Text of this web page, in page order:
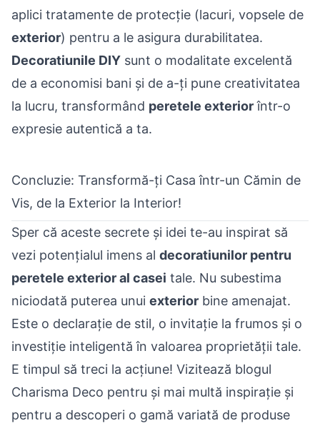
aplici tratamente de protecție (lacuri, vopsele de
exterior) pentru a le asigura durabilitatea.
Decoratiunile DIY sunt o modalitate excelentă
de a economisi bani și de a-ți pune creativitatea
la lucru, transformând peretele exteriorîntr-o
expresie autentică a ta.
Concluzie: Transformă-ți Casa într-un Cămin de
Vis, de la Exterior la Interior!
Sper că aceste secrete și idei te-au inspirat să
vezi potențialul imens al decoratiunilor pentru
peretele exterior al casei tale. Nu subestima
niciodată puterea unui exterior bine amenajat.
Este o declarație de stil, o invitație la frumos și o
investiție inteligentă în valoarea proprietății tale.
E timpul să treci la acțiune! Vizitează blogul
Charisma Deco pentru și mai multă inspirație și
pentru a descoperi o gamă variată de produse